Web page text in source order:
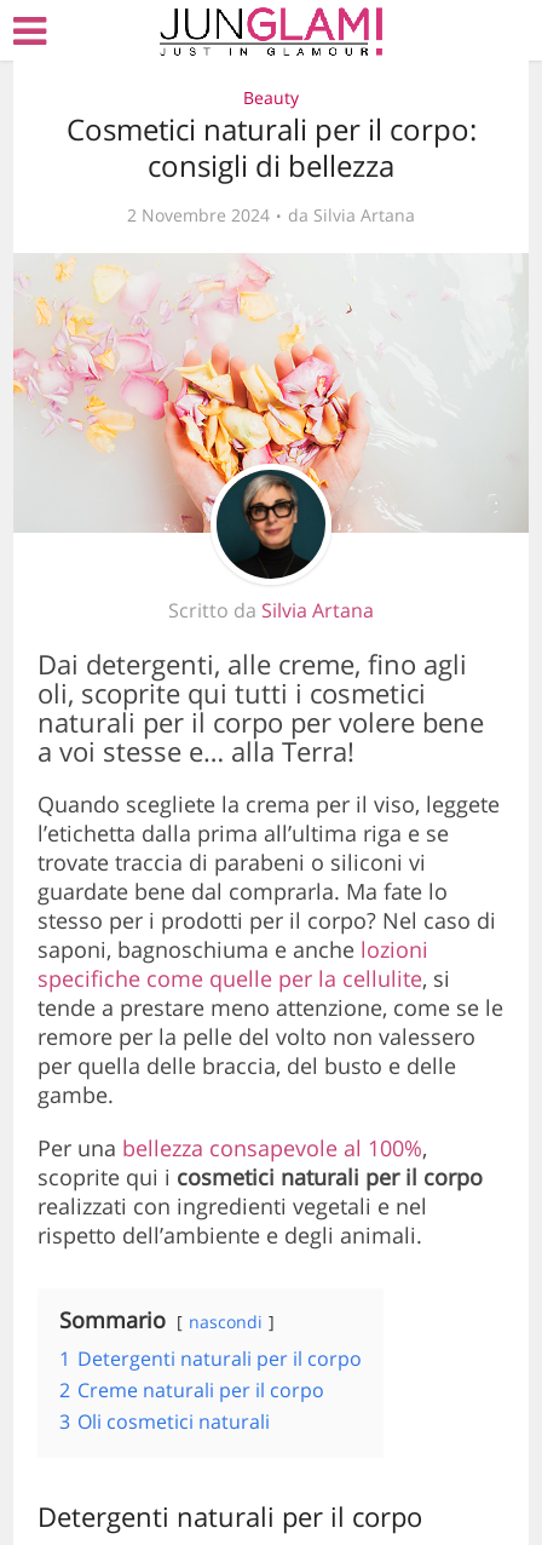
Beauty
Cosmetici naturali per il corpo:
consigli di bellezza
2 Novembre 2024 da Silvia Artana
Scritto da Silvia Artana
Dai detergenti, alle creme, fino agli
oli, scoprite qui tutti i cosmetici
naturali per il corpo per volere bene
a voi stesse e… alla Terra!
Quando scegliete la crema per il viso, leggete
l’etichetta dalla prima all’ultima riga e se
trovate traccia di parabeni o siliconi vi
guardate bene dal comprarla. Ma fate lo
stesso per i prodotti per il corpo? Nel caso di
saponi, bagnoschiuma e anche lozioni
specifiche come quelle per la cellulite, si
tende a prestare meno attenzione, come se le
remore per la pelle del volto non valessero
per quella delle braccia, del busto e delle
gambe.
Per una bellezza consapevole al 100%,
scoprite qui i cosmetici naturali per il corpo
realizzati con ingredienti vegetali e nel
rispetto dell’ambiente e degli animali.
Sommario nascondi
1 Detergenti naturali per il corpo
2 Creme naturali per il corpo
3 Oli cosmetici naturali
Detergenti naturali per il corpo